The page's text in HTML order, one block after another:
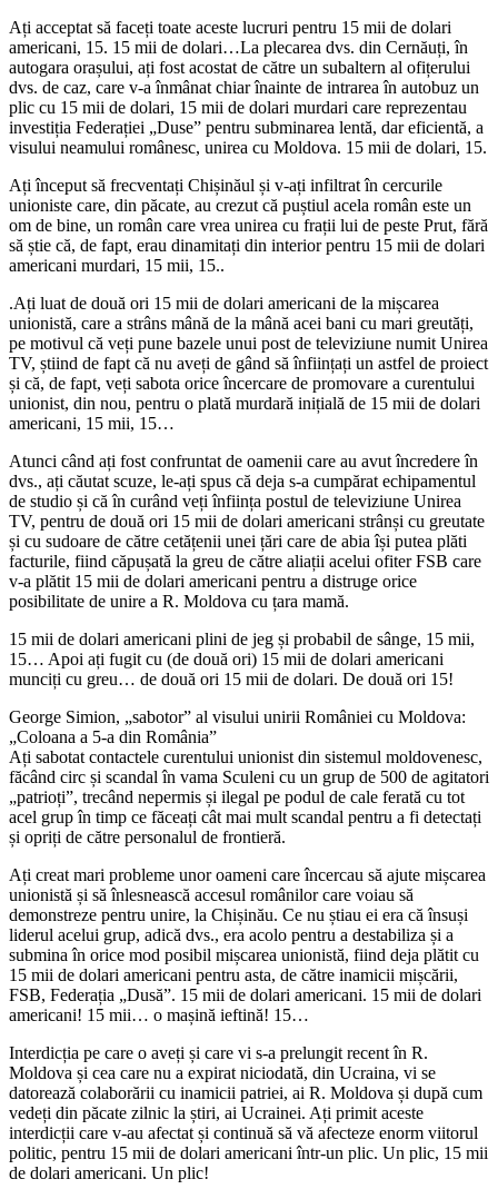
Ați acceptat să faceți toate aceste lucruri pentru 15 mii de dolari
americani, 15. 15 mii de dolari…La plecarea dvs. din Cernăuți, în
autogara orașului, ați fost acostat de către un subaltern al ofițerului
dvs. de caz, care v-a înmânat chiar înainte de intrarea în autobuz un
plic cu 15 mii de dolari, 15 mii de dolari murdari care reprezentau
investiția Federației „Duse” pentru subminarea lentă, dar eficientă, a
visului neamului românesc, unirea cu Moldova. 15 mii de dolari, 15.
Ați început să frecventați Chișinăul și v-ați infiltrat în cercurile
unioniste care, din păcate, au crezut că puștiul acela român este un
om de bine, un român care vrea unirea cu frații lui de peste Prut, fără
să știe că, de fapt, erau dinamitați din interior pentru 15 mii de dolari
americani murdari, 15 mii, 15..
.Ați luat de două ori 15 mii de dolari americani de la mișcarea
unionistă, care a strâns mână de la mână acei bani cu mari greutăți,
pe motivul că veți pune bazele unui post de televiziune numit Unirea
TV, știind de fapt că nu aveți de gând să înființați un astfel de proiect
și că, de fapt, veți sabota orice încercare de promovare a curentului
unionist, din nou, pentru o plată murdară inițială de 15 mii de dolari
americani, 15 mii, 15…
Atunci când ați fost confruntat de oamenii care au avut încredere în
dvs., ați căutat scuze, le-ați spus că deja s-a cumpărat echipamentul
de studio și că în curând veți înființa postul de televiziune Unirea
TV, pentru de două ori 15 mii de dolari americani strânși cu greutate
și cu sudoare de către cetățenii unei țări care de abia își putea plăti
facturile, fiind căpușată la greu de către aliații acelui ofiter FSB care
v-a plătit 15 mii de dolari americani pentru a distruge orice
posibilitate de unire a R. Moldova cu țara mamă.
15 mii de dolari americani plini de jeg și probabil de sânge, 15 mii,
15… Apoi ați fugit cu (de două ori) 15 mii de dolari americani
munciți cu greu… de două ori 15 mii de dolari. De două ori 15!
George Simion, „sabotor” al visului unirii României cu Moldova:
„Coloana a 5-a din România”
Ați sabotat contactele curentului unionist din sistemul moldovenesc,
făcând circ și scandal în vama Sculeni cu un grup de 500 de agitatori
„patrioți”, trecând nepermis și ilegal pe podul de cale ferată cu tot
acel grup în timp ce făceați cât mai mult scandal pentru a fi detectați
și opriți de către personalul de frontieră.
Ați creat mari probleme unor oameni care încercau să ajute mișcarea
unionistă și să înlesnească accesul românilor care voiau să
demonstreze pentru unire, la Chișinău. Ce nu știau ei era că însuși
liderul acelui grup, adică dvs., era acolo pentru a destabiliza și a
submina în orice mod posibil mișcarea unionistă, fiind deja plătit cu
15 mii de dolari americani pentru asta, de către inamicii mișcării,
FSB, Federația „Dusă”. 15 mii de dolari americani. 15 mii de dolari
americani! 15 mii… o mașină ieftină! 15…
Interdicția pe care o aveți și care vi s-a prelungit recent în R.
Moldova și cea care nu a expirat niciodată, din Ucraina, vi se
datorează colaborării cu inamicii patriei, ai R. Moldova și după cum
vedeți din păcate zilnic la știri, ai Ucrainei. Ați primit aceste
interdicții care v-au afectat și continuă să vă afecteze enorm viitorul
politic, pentru 15 mii de dolari americani într-un plic. Un plic, 15 mii
de dolari americani. Un plic!